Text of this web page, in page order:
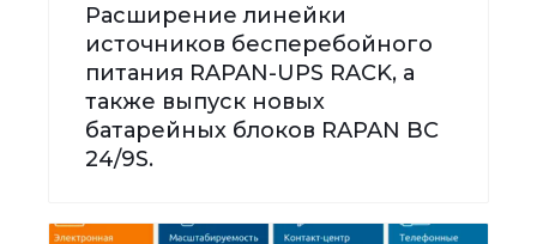
Расширение линейки
источников бесперебойного
питания RAPAN-UPS RACK, а
также выпуск новых
батарейных блоков RAPAN BC
24/9S.